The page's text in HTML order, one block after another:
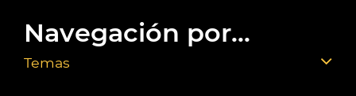
Navegación por...
Temas